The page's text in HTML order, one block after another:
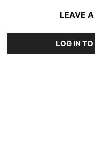
LEAVE
LOG IN